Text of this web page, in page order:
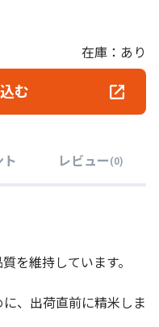
在庫：あり
む
ト レビュー (0)
を維持しています。
、出荷直前に精米しま